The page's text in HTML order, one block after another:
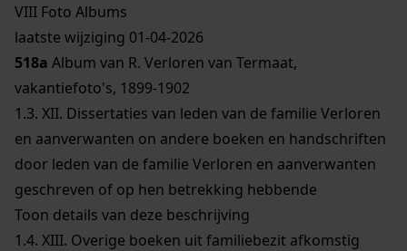
VIII Foto Albums
laatste wijziging 01-04-2026
518a Album van R. Verloren van Termaat,
vakantiefoto's, 1899-1902
1.3. XII. Dissertaties van leden van de familie Verloren
en aanverwanten on andere boeken en handschriften
door leden van de familie Verloren en aanverwanten
geschreven of op hen betrekking hebbende
Toon details van deze beschrijving
1.4. XIII. Overige boeken uit familiebezit afkomstig